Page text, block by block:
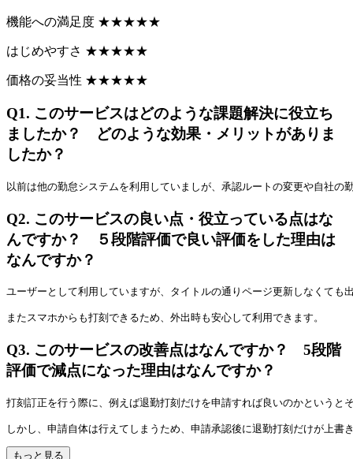
機能への満足度 ★★★★★
はじめやすさ ★★★★★
価格の妥当性 ★★★★★
Q1. このサービスはどのような課題解決に役立ち
ましたか？ どのような効果・メリットがありま
したか？
以前は他の勤怠システムを利用していましが、承認ルートの変更や自社
Q2. このサービスの良い点・役立っている点はな
んですか？ ５段階評価で良い評価をした理由は
なんですか？
ユーザーとして利用していますが、タイトルの通りページ更新しなくても
またスマホからも打刻できるため、外出時も安心して利用できます。
Q3. このサービスの改善点はなんですか？ 5段階
評価で減点になった理由はなんですか？
打刻訂正を行う際に、例えば退勤打刻だけを申請すれば良いのかという
しかし、申請自体は行えてしまうため、申請承認後に退勤打刻だけが上
もっと見る